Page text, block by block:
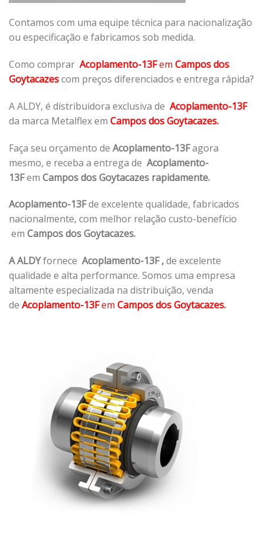
Contamos com uma equipe técnica para nacionalização
ou especificação e fabricamos sob medida.
Como comprar Acoplamento-13Fem Campos dos
Goytacazescom preços diferenciados e entrega rápida?
A ALDY, é distribuidora exclusiva de Acoplamento-13F
da marca Metalflex em Campos dos Goytacazes.
Faça seu orçamento de Acoplamento-13Fagora
mesmo, e receba a entrega de Acoplamento-
13Fem Campos dos Goytacazes rapidamente.
Acoplamento-13Fde excelente qualidade, fabricados
nacionalmente, com melhor relação custo-benefício
em Campos dos Goytacazes.
A ALDYfornece Acoplamento-13F ,de excelente
qualidade e alta performance. Somos uma empresa
altamente especializada na distribuição, venda
de Acoplamento-13Fem Campos dos Goytacazes.